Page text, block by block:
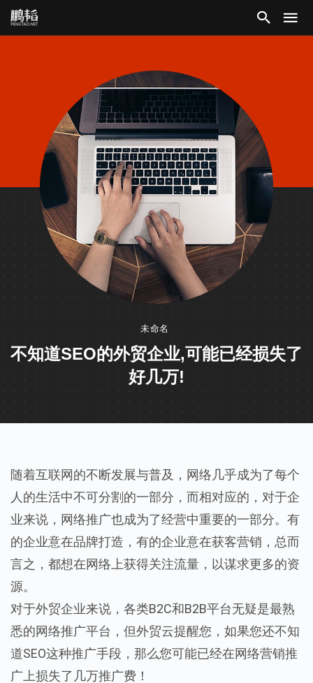
未命名
不知道SEO的外贸企业,可能已经损失了
好几万!
随着互联网的不断发展与普及，网络几乎成为了每个
人的生活中不可分割的一部分，而相对应的，对于企
业来说，网络推广也成为了经营中重要的一部分。有
的企业意在品牌打造，有的企业意在获客营销，总而
言之，都想在网络上获得关注流量，以谋求更多的资
源。
对于外贸企业来说，各类B2C和B2B平台无疑是最熟
悉的网络推广平台，但外贸云提醒您，如果您还不知
道SEO这种推广手段，那么您可能已经在网络营销推
广上损失了几万推广费！